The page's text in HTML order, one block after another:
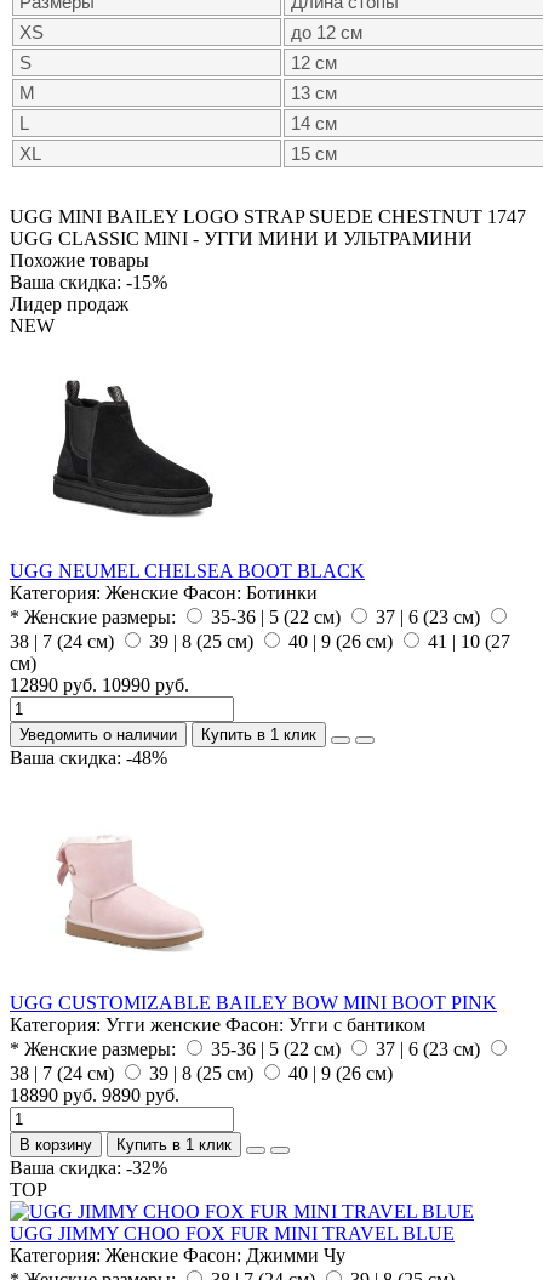
XS
до 12 см
S
12 см
M
13 см
L
14 см
XL
15 см
UGG MINI BAILEY LOGO STRAP SUEDE CHESTNUT 1747
UGG CLASSIC MINI - УГГИ МИНИ И УЛЬТРАМИНИ
Похожие товары
Ваша скидка: -15%
Лидер продаж
NEW
UGG NEUMEL CHELSEA BOOT BLACK
Категория: Женские Фасон: Ботинки
* Женские размеры:
35-36 | 5 (22 см)
37 | 6 (23 см)
38 | 7 (24 см)
39 | 8 (25 см) 40 | 9 (26 см)
41 | 10 (27
см)
12890 руб. 10990 руб.
Уведомить о наличии Купить в 1 клик
Ваша скидка: -48%
UGG CUSTOMIZABLE BAILEY BOW MINI BOOT PINK
Категория: Угги женские Фасон: Угги с бантиком
* Женские размеры:
35-36 | 5 (22 см)
37 | 6 (23 см)
38 | 7 (24 см)
39 | 8 (25 см)
40 | 9 (26 см)
18890 руб. 9890 руб.
В корзину Купить в 1 клик
Ваша скидка: -32%
TOP
UGG JIMMY CHOO FOX FUR MINI TRAVEL BLUE
Категория: Женские Фасон: Джимми Чу